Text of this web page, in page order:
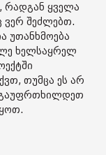
რადგან ყველა
ვერ შეძლებთ.
უთანხმოება
ხელსაყრელ
თუმცა ეს არ
გაუფრთხილდეთ